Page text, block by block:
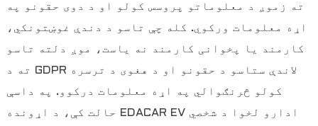
ته زموږ د معلوماتو پروسس کولو او د دوی حقونو په
اړه معلومات ورکوي. کله چې تاسو د دندې غوښتونکي،
کارمند یا پخوانی کارمند نه یاست، موږ دلته تاسو
ته د GDPR لاندې ستاسو د حقونو او د هغوی د ترسره
کولو څرنګوالي په اړه معلومات درکوو. په داسې
حالت کې، د اړونده EDACAR EV ادارو لخوا د شخصي